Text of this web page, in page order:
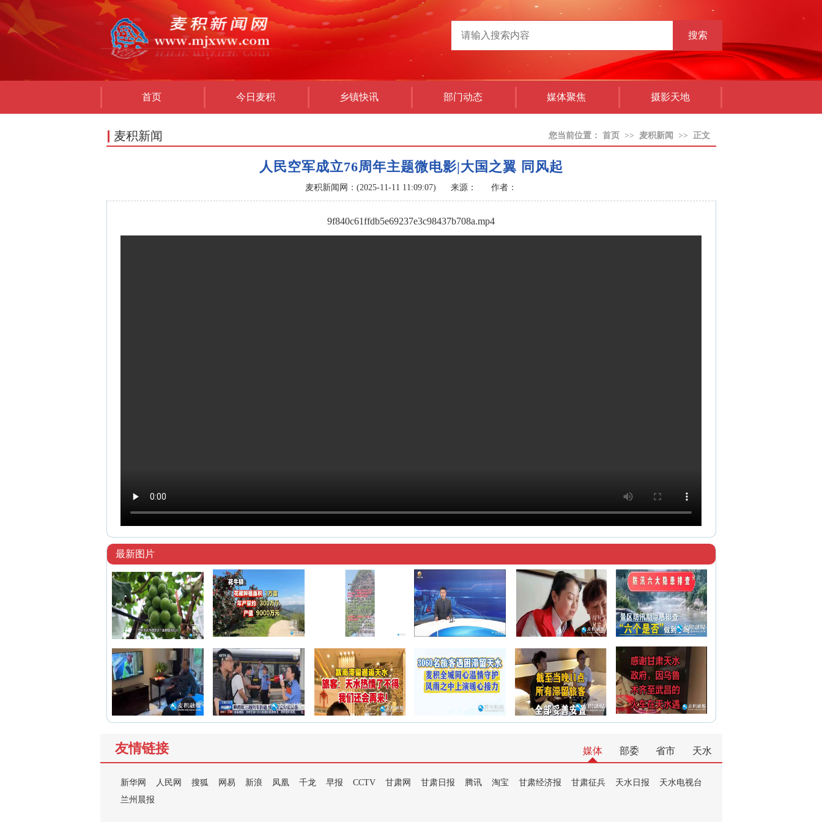
搜索
首页 今日麦积 乡镇快讯 部门动态 媒体聚焦 摄影天地
麦积新闻 您当前位置： 首页 >> 麦积新闻 >> 正文
人民空军成立76周年主题微电影|大国之翼 同风起
麦积新闻网：(2025-11-11 11:09:07) 来源： 作者：
9f840c61ffdb5e69237e3c98437b708a.mp4
最新图片
友情链接 媒体 部委 省市 天水
新华网 人民网 搜狐 网易 新浪 凤凰 千龙 早报 CCTV 甘肃网 甘肃日报 腾讯 淘宝 甘肃经济报 甘肃征兵 天水日报
天水电视台
兰州晨报